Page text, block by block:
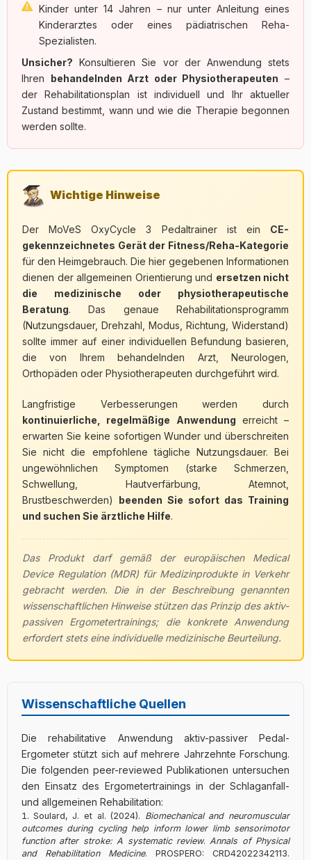
Kinder unter 14 Jahren – nur unter Anleitung eines
Kinderarztes oder eines pädiatrischen Reha-
Spezialisten.
Unsicher? Konsultieren Sie vor der Anwendung stets
Ihren behandelnden Arzt oder Physiotherapeuten –
der Rehabilitationsplan ist individuell und Ihr aktueller
Zustand bestimmt, wann und wie die Therapie begonnen
werden sollte.
Wichtige Hinweise
Der MoVeS OxyCycle 3 Pedaltrainer ist ein CE-
gekennzeichnetes Gerät der Fitness/Reha-Kategorie
für den Heimgebrauch. Die hier gegebenen Informationen
dienen der allgemeinen Orientierung und ersetzen nicht
die medizinische oder physiotherapeutische
Beratung. Das genaue Rehabilitationsprogramm
(Nutzungsdauer, Drehzahl, Modus, Richtung, Widerstand)
sollte immer auf einer individuellen Befundung basieren,
die von Ihrem behandelnden Arzt, Neurologen,
Orthopäden oder Physiotherapeuten durchgeführt wird.
Langfristige Verbesserungen werden durch
kontinuierliche, regelmäßige Anwendung erreicht –
erwarten Sie keine sofortigen Wunder und überschreiten
Sie nicht die empfohlene tägliche Nutzungsdauer. Bei
ungewöhnlichen Symptomen (starke Schmerzen,
Schwellung, Hautverfärbung, Atemnot,
Brustbeschwerden) beenden Sie sofort das Training
und suchen Sie ärztliche Hilfe.
Das Produkt darf gemäß der europäischen Medical
Device Regulation (MDR) für Medizinprodukte in Verkehr
gebracht werden. Die in der Beschreibung genannten
wissenschaftlichen Hinweise stützen das Prinzip des aktiv-
passiven Ergometertrainings; die konkrete Anwendung
erfordert stets eine individuelle medizinische Beurteilung.
Wissenschaftliche Quellen
Die rehabilitative Anwendung aktiv-passiver Pedal-
Ergometer stützt sich auf mehrere Jahrzehnte Forschung.
Die folgenden peer-reviewed Publikationen untersuchen
den Einsatz des Ergometertrainings in der Schlaganfall-
und allgemeinen Rehabilitation:
Soulard, J. et al. (2024). Biomechanical and neuromuscular
outcomes during cycling help inform lower limb sensorimotor
function after stroke: A systematic review.Annals of Physical
and Rehabilitation Medicine. PROSPERO: CRD42022342113.